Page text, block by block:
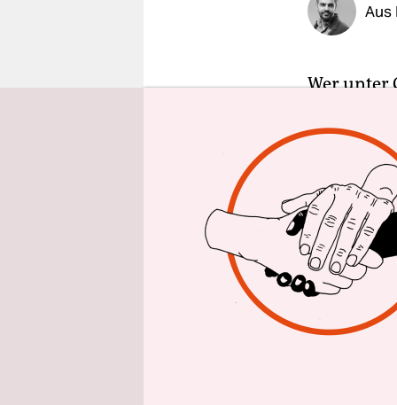
Aus
Wer unter
Hausarrest
Dutzend
in einem
Dasselbe
Casino,
einem
„Golden